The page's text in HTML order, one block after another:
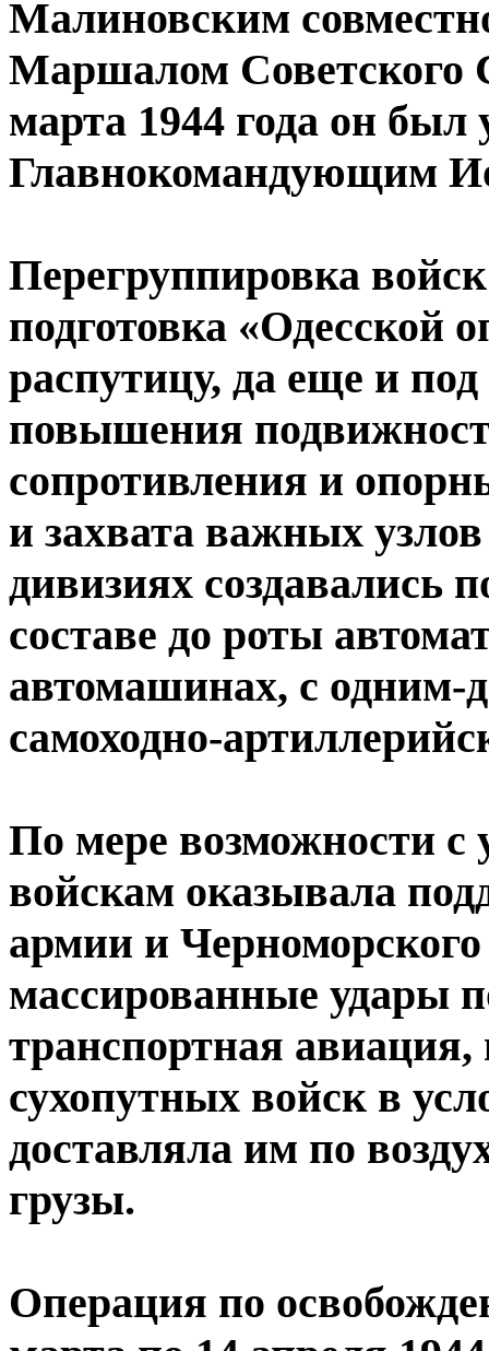
Малиновским
Маршалом Советского
марта 1944 года он
Главнокомандующим
Перегруппировка
подготовка «Одесской
распутицу, да еще и
повышения
сопротивления и
и захвата важных
дивизиях создавались
составе до роты
автомашинах, с одним-
самоходно-
По мере возможности
войскам оказывала
армии и
массированные удары
транспортная авиация,
сухопутных войск в
доставляла им по
грузы.
Операция по